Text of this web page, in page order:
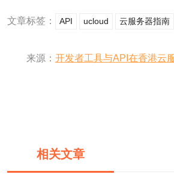
文章标签： API ucloud 云服务器指南
来源： 开发者工具与API在香港云
相关文章